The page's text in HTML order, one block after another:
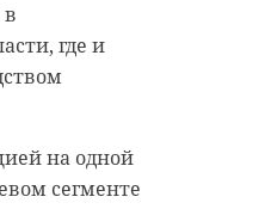
где и
на одной
сегменте
статьей: